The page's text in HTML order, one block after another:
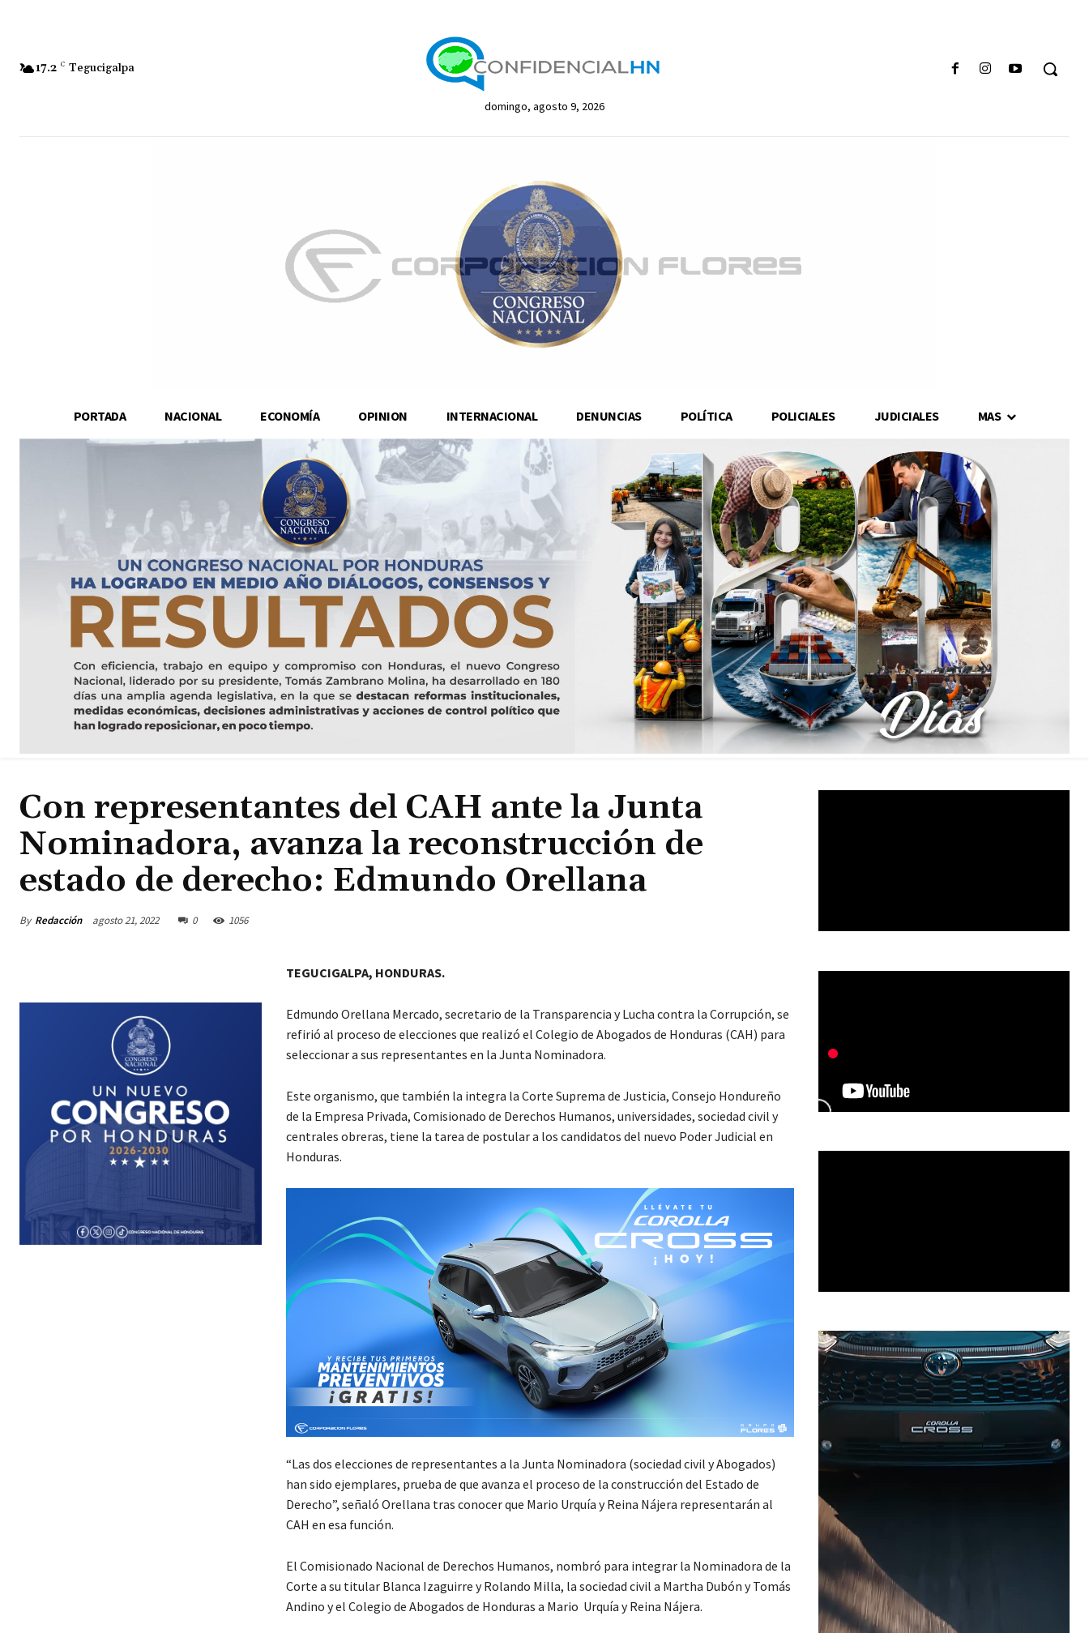
17.2 C Tegucigalpa
domingo, agosto 9, 2026
PORTADA NACIONAL ECONOMÍA OPINION INTERNACIONAL DENUNCIAS POLÍTICA POLICIALES JUDICIALES MAS
Con representantes del CAH ante la Junta
Nominadora, avanza la reconstrucción de
estado de derecho: Edmundo Orellana
By Redacción agosto 21, 2022 0 1056
TEGUCIGALPA, HONDURAS.
Edmundo Orellana Mercado, secretario de la Transparencia y Lucha contra la Corrupción, se
refirió al proceso de elecciones que realizó el Colegio de Abogados de Honduras (CAH) para
seleccionar a sus representantes en la Junta Nominadora.
Este organismo, que también la integra la Corte Suprema de Justicia, Consejo Hondureño
de la Empresa Privada, Comisionado de Derechos Humanos, universidades, sociedad civil y
centrales obreras, tiene la tarea de postular a los candidatos del nuevo Poder Judicial en
Honduras.
“Las dos elecciones de representantes a la Junta Nominadora (sociedad civil y Abogados)
han sido ejemplares, prueba de que avanza el proceso de la construcción del Estado de
Derecho”, señaló Orellana tras conocer que Mario Urquía y Reina Nájera representarán al
CAH en esa función.
El Comisionado Nacional de Derechos Humanos, nombró para integrar la Nominadora de la
Corte a su titular Blanca Izaguirre y Rolando Milla, la sociedad civil a Martha Dubón y Tomás
Andino y el Colegio de Abogados de Honduras a Mario Urquía y Reina Nájera.